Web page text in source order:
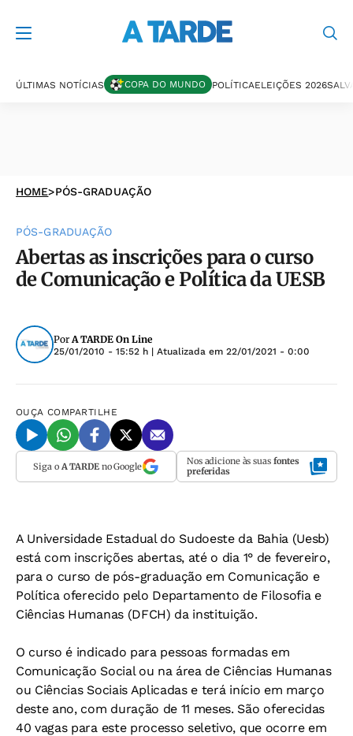
ÚLTIMAS NOTÍCIAS COPA DO MUNDO POLÍTICAELEIÇÕES 2026
HOME>PÓS-GRADUAÇÃO
PÓS-GRADUAÇÃO
Abertas as inscrições para o curso
de Comunicação e Política da UESB
PorA TARDE On Line
25/01/2010 - 15:52 h | Atualizada em 22/01/2021 - 0:00
OUÇA COMPARTILHE
Siga o A TARDEno Google Nos adicione às suas fontes
preferidas
A Universidade Estadual do Sudoeste da Bahia (Uesb)
está com inscrições abertas, até o dia 1° de fevereiro,
para o curso de pós-graduação em Comunicação e
Política oferecido pelo Departamento de Filosofia e
Ciências Humanas (DFCH) da instituição.
O curso é indicado para pessoas formadas em
Comunicação Social ou na área de Ciências Humanas
ou Ciências Sociais Aplicadas e terá início em março
deste ano, com duração de 11 meses. São oferecidas
40 vagas para este processo seletivo, que ocorre em